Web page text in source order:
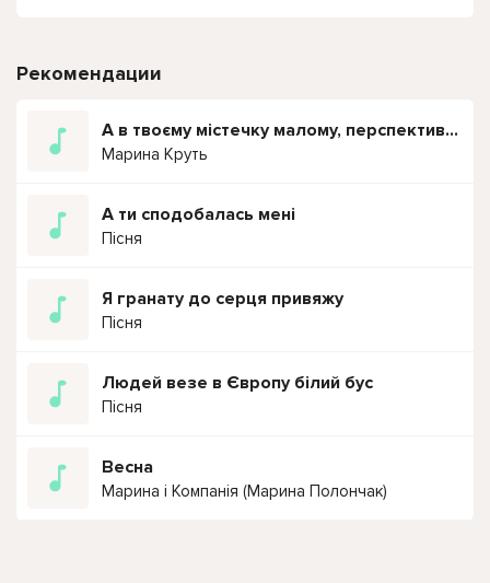
Рекомендации
А в твоєму мiстечку малому, перспектива доiти корову
Марина Круть
А ти сподобалась мені
Пісня
Я гранату до серця привяжу
Пісня
Людей везе в Європу білий бус
Пісня
Весна
Марина і Компанія (Марина Полончак)